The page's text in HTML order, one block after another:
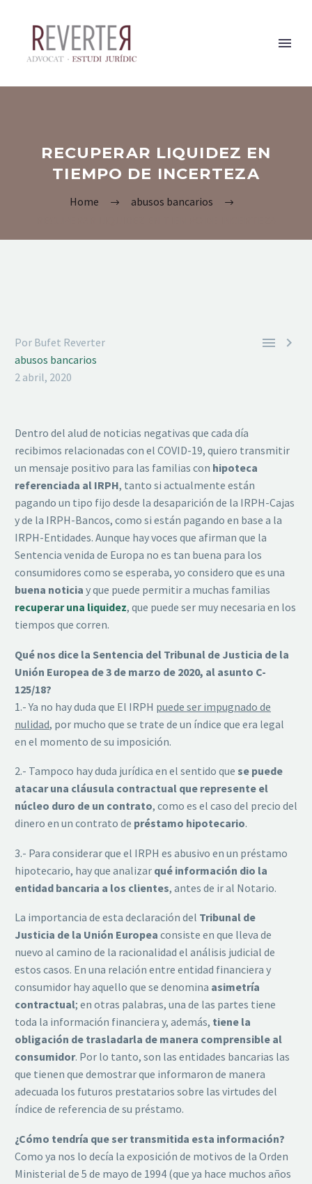
RECUPERAR LIQUIDEZ EN
TIEMPO DE INCERTEZA
Home
abusos bancarios
 
Por Bufet Reverter
abusos bancarios
2 abril, 2020
Dentro del alud de noticias negativas que cada día
recibimos relacionadas con el COVID-19, quiero transmitir
un mensaje positivo para las familias con hipoteca
referenciada al IRPH, tanto si actualmente están
pagando un tipo fijo desde la desaparición de la IRPH-Cajas
y de la IRPH-Bancos, como si están pagando en base a la
IRPH-Entidades. Aunque hay voces que afirman que la
Sentencia venida de Europa no es tan buena para los
consumidores como se esperaba, yo considero que es una
buena noticia y que puede permitir a muchas familias
recuperar una liquidez, que puede ser muy necesaria en los
tiempos que corren.
Qué nos dice la Sentencia del Tribunal de Justicia de la
Unión Europea de 3 de marzo de 2020, al asunto C-
125/18?
1.- Ya no hay duda que El IRPH puede ser impugnado de
nulidad, por mucho que se trate de un índice que era legal
en el momento de su imposición.
2.- Tampoco hay duda jurídica en el sentido que se puede
atacar una cláusula contractual que represente el
núcleo duro de un contrato, como es el caso del precio del
dinero en un contrato de préstamo hipotecario.
3.- Para considerar que el IRPH es abusivo en un préstamo
hipotecario, hay que analizar qué información dio la
entidad bancaria a los clientes, antes de ir al Notario.
La importancia de esta declaración del Tribunal de
Justicia de la Unión Europea consiste en que lleva de
nuevo al camino de la racionalidad el análisis judicial de
estos casos. En una relación entre entidad financiera y
consumidor hay aquello que se denomina asimetría
contractual; en otras palabras, una de las partes tiene
toda la información financiera y, además, tiene la
obligación de trasladarla de manera comprensible al
consumidor. Por lo tanto, son las entidades bancarias las
que tienen que demostrar que informaron de manera
adecuada los futuros prestatarios sobre las virtudes del
índice de referencia de su préstamo.
¿Cómo tendría que ser transmitida esta información?
Como ya nos lo decía la exposición de motivos de la Orden
Ministerial de 5 de mayo de 1994 (que ya hace muchos años